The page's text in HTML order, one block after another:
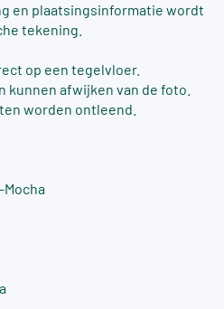
en plaatsingsinformatie wordt
tekening.
op een tegelvloer.
kunnen afwijken van de foto.
worden ontleend.